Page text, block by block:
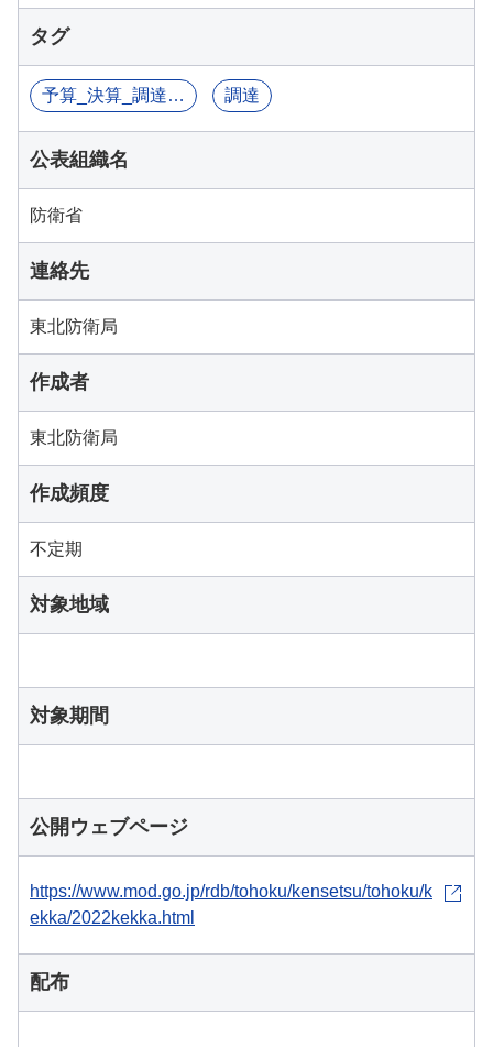
タグ
予算_決算_調達関連情報 調達
公表組織名
防衛省
連絡先
東北防衛局
作成者
東北防衛局
作成頻度
不定期
対象地域
対象期間
公開ウェブページ
https://www.mod.go.jp/rdb/tohoku/kensetsu/tohoku/k
ekka/2022kekka.html
配布